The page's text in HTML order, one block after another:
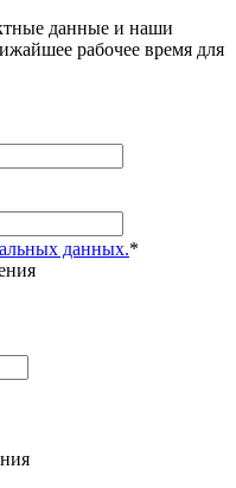
данные и наши
рабочее время для
данных.*